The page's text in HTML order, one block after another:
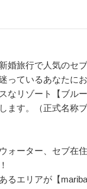
婚旅行で人気のセ
っているあなたに
なリゾート【ブル
ます。（正式名称
ォーター、セブ在
るエリアが【